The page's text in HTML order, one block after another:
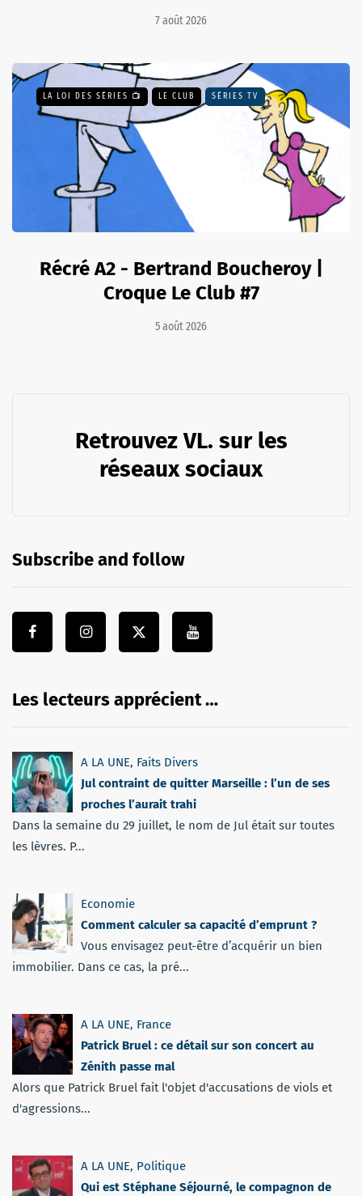
7 août 2026
LA LOI DES SÉRIES 📺 LE CLUB SÉRIES TV
Récré A2 - Bertrand Boucheroy |
Croque Le Club #7
5 août 2026
Retrouvez VL. sur les
réseaux sociaux
Subscribe and follow
Les lecteurs apprécient …
A LA UNE, Faits Divers
Jul contraint de quitter Marseille : l’un de ses
proches l’aurait trahi
Dans la semaine du 29 juillet, le nom de Jul était sur toutes
les lèvres. P...
Economie
Comment calculer sa capacité d’emprunt ?
Vous envisagez peut-être d’acquérir un bien
immobilier. Dans ce cas, la pré...
A LA UNE, France
Patrick Bruel : ce détail sur son concert au
Zénith passe mal
Alors que Patrick Bruel fait l'objet d'accusations de viols et
d'agressions...
A LA UNE, Politique
Qui est Stéphane Séjourné, le compagnon de